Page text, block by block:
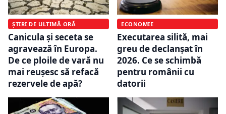
ȘTIRI DE ULTIMĂ ORĂ
Canicula și seceta se
agravează în Europa.
De ce ploile de vară nu
mai reușesc să refacă
rezervele de apă?
ECONOMIE
Executarea silită, mai
greu de declanșat în
2026. Ce se schimbă
pentru românii cu
datorii